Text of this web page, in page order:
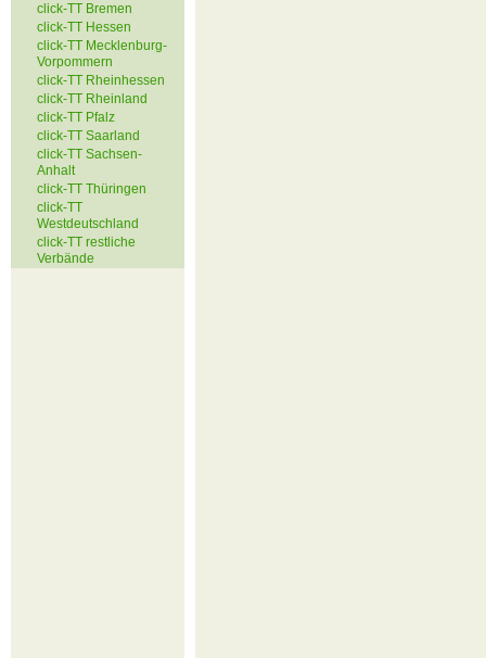
click-TT Bremen
click-TT Hessen
click-TT Mecklenburg-
Vorpommern
click-TT Rheinhessen
click-TT Rheinland
click-TT Pfalz
click-TT Saarland
click-TT Sachsen-
Anhalt
click-TT Thüringen
click-TT
Westdeutschland
click-TT restliche
Verbände